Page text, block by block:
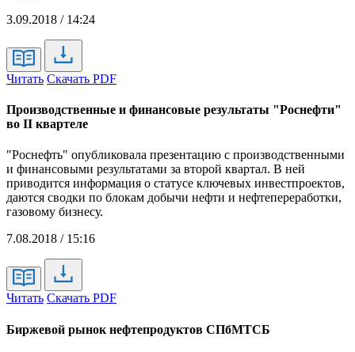
3.09.2018 / 14:24
Читать Скачать PDF
Производственные и финансовые результаты "Роснефти"
во II квартеле
"Роснефть" опубликовала презентацию с производственными
и финансовыми результатами за второй квартал. В ней
приводится информация о статусе ключевых инвестпроектов,
даются сводки по блокам добычи нефти и нефтепереработки,
газовому бизнесу.
7.08.2018 / 15:16
Читать Скачать PDF
Биржевой рынок нефтепродуктов СПбМТСБ